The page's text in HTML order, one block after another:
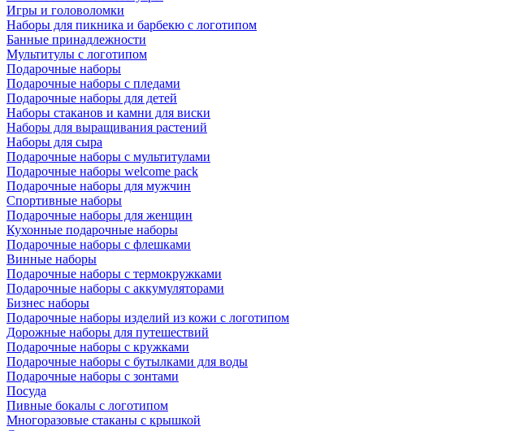
Игры и головоломки
Наборы для пикника и барбекю с логотипом
Банные принадлежности
Мультитулы с логотипом
Подарочные наборы
Подарочные наборы с пледами
Подарочные наборы для детей
Наборы стаканов и камни для виски
Наборы для выращивания растений
Наборы для сыра
Подарочные наборы с мультитулами
Подарочные наборы welcome pack
Подарочные наборы для мужчин
Спортивные наборы
Подарочные наборы для женщин
Кухонные подарочные наборы
Подарочные наборы с флешками
Винные наборы
Подарочные наборы с термокружками
Подарочные наборы с аккумуляторами
Бизнес наборы
Подарочные наборы изделий из кожи с логотипом
Дорожные наборы для путешествий
Подарочные наборы с кружками
Подарочные наборы с бутылками для воды
Подарочные наборы с зонтами
Посуда
Пивные бокалы с логотипом
Многоразовые стаканы с крышкой